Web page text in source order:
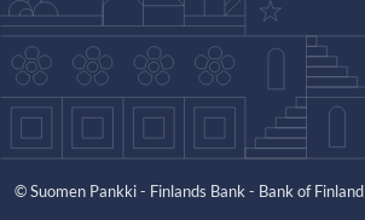
© Suomen Pankki - Finlands Bank - Bank of Finland